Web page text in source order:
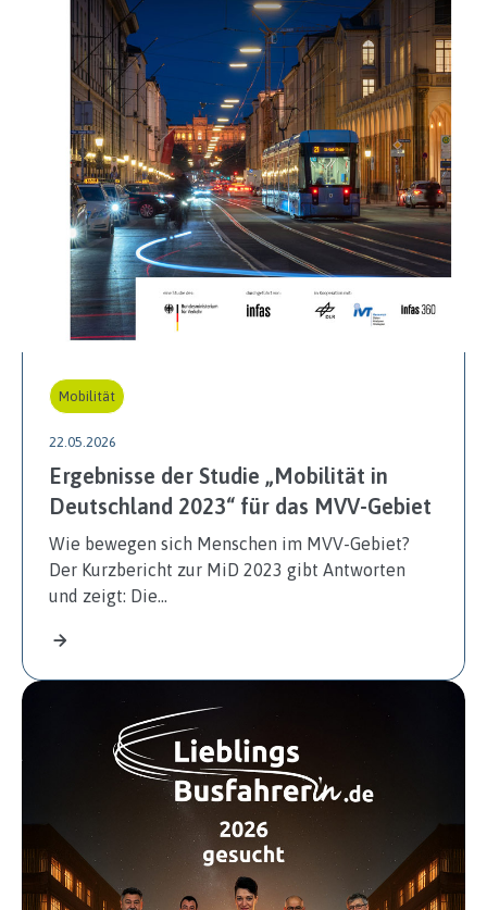
Mobilität
22.05.2026
Ergebnisse der Studie „Mobilität in
Deutschland 2023“ für das MVV-Gebiet
Wie bewegen sich Menschen im MVV-Gebiet?
Der Kurzbericht zur MiD 2023 gibt Antworten
und zeigt: Die…